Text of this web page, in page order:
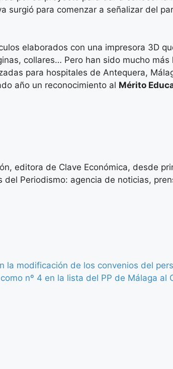
surgió para comenzar a señalizar del
elaborados con una impresora 3D
collares… Pero han sido mucho
para hospitales de Antequera,
año un reconocimiento al Mérito
editora de Clave Económica, desde
Periodismo: agencia de noticias,
la modificación de los convenios del
nº 4 en la lista del PP de Málaga al